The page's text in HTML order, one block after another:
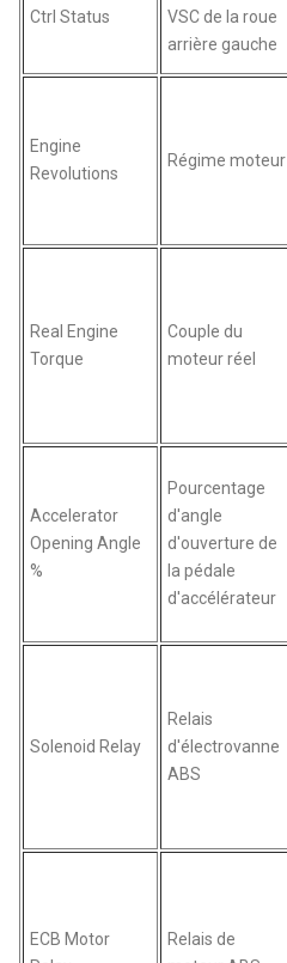
Ctrl Status
VSC de la roue
arrière gauche
Engine
Revolutions
Régime moteur
Real Engine
Torque
Couple du
moteur réel
Accelerator
Opening Angle
%
Pourcentage
d'angle
d'ouverture de
la pédale
d'accélérateur
Solenoid Relay
Relais
d'électrovanne
ABS
ECB Motor
Relais de